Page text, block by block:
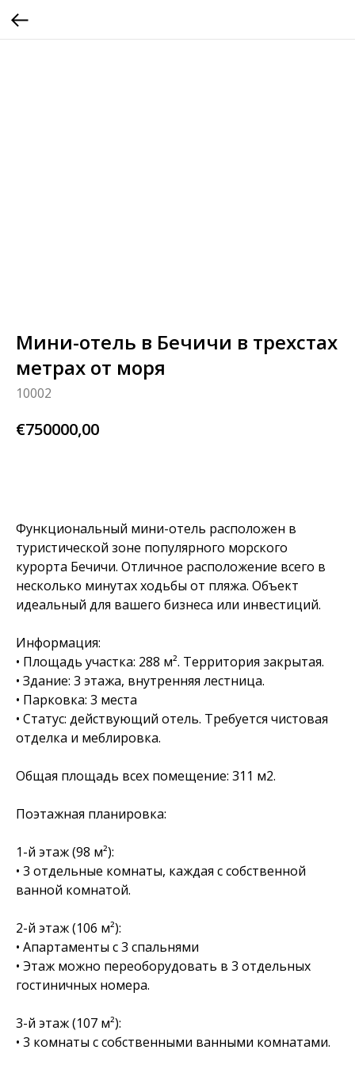
Мини-отель в Бечичи в трехстах
метрах от моря
10002
€750000,00
Функциональный мини-отель расположен в
туристической зоне популярного морского
курорта Бечичи. Отличное расположение всего в
несколько минутах ходьбы от пляжа. Объект
идеальный для вашего бизнеса или инвестиций.
Информация:
• Площадь участка: 288 м². Территория закрытая.
• Здание: 3 этажа, внутренняя лестница.
• Парковка: 3 места
• Статус: действующий отель. Требуется чистовая
отделка и меблировка.
Общая площадь всех помещение: 311 м2.
Поэтажная планировка:
1-й этаж (98 м²):
• 3 отдельные комнаты, каждая с собственной
ванной комнатой.
2-й этаж (106 м²):
• Апартаменты с 3 спальнями
• Этаж можно переоборудовать в 3 отдельных
гостиничных номера.
3-й этаж (107 м²):
• 3 комнаты с собственными ванными комнатами.